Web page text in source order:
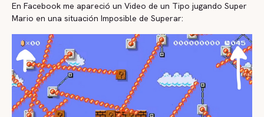
En Facebook me apareció un Video de un Tipo jugando Super
Mario en una situación Imposible de Superar: